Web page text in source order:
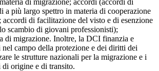
a più largo spettro in materia di cooperazione
di facilitazione del visto e di esenzione
scambio di giovani professionisti);
di migrazione. Inoltre, la DCI finanzia e
nel campo della protezione e dei diritti dei
le strutture nazionali per la migrazione e i
origine e di transito.